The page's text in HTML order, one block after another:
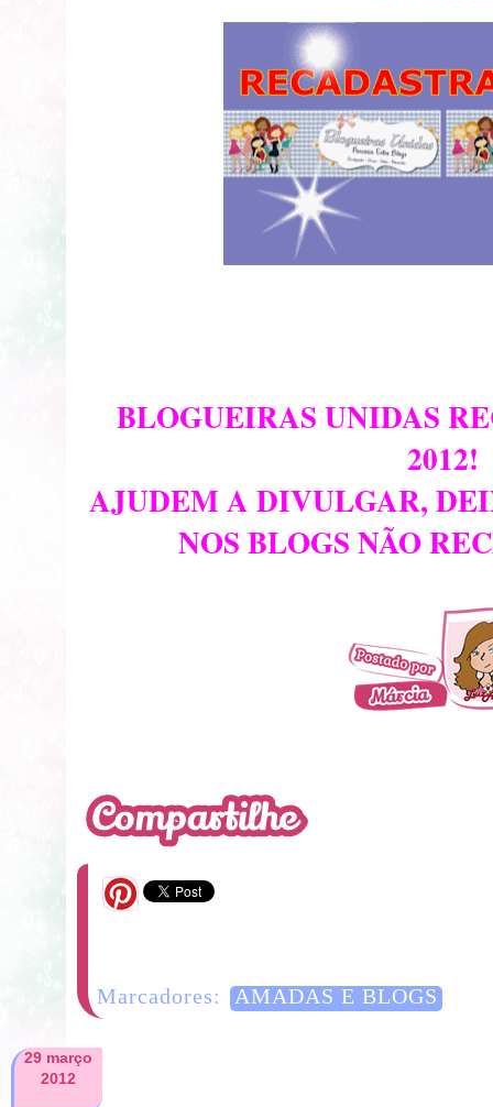
BLOGUEIRAS UNIDAS
2012!
AJUDEM A DIVULGAR,
NOS BLOGS NÃO
Marcadores: AMADAS E BLOGS
29 março
2012